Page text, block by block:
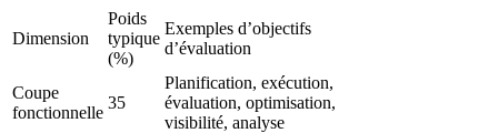
Dimension
Poids
typique
(%)
Exemples d’objectifs
d’évaluation
Coupe
fonctionnelle
35
Planification, exécution,
évaluation, optimisation,
visibilité, analyse